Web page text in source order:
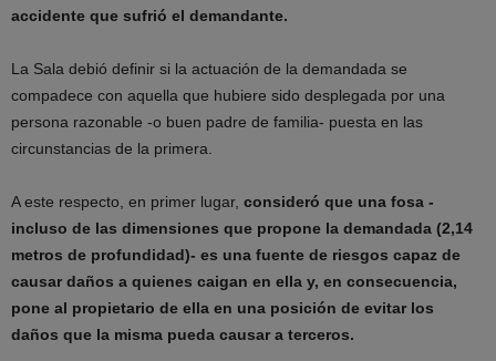
accidente que sufrió el demandante.
La Sala debió definir si la actuación de la demandada se
compadece con aquella que hubiere sido desplegada por una
persona razonable -o buen padre de familia- puesta en las
circunstancias de la primera.
A este respecto, en primer lugar, consideró que una fosa -
incluso de las dimensiones que propone la demandada (2,14
metros de profundidad)- es una fuente de riesgos capaz de
causar daños a quienes caigan en ella y, en consecuencia,
pone al propietario de ella en una posición de evitar los
daños que la misma pueda causar a terceros.